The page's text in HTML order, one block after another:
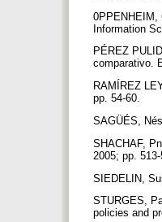
0PPENHEIM,
Information
PÉREZ
comparativo.
RAMÍREZ
pp. 54-60.
SAGÜÉS,
SHACHAF,
2005; pp. 513-
SIEDELIN,
STURGES,
policies and